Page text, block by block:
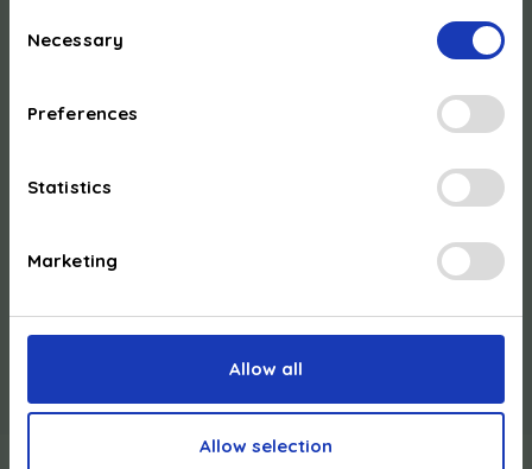
Selection
Necessary
Preferences
Statistics
Marketing
Allow all
Allow selection
Steuerung & Reporting
entwickelt, eine integrierte
Mitarbeitenden überwachen und verwalten können:
Unternehmen, an öffentlichen Ladestationen und zu
Hause sowie die entsprechenden Kosten
und importieren die Daten in Ihre Unternehmenssysteme.